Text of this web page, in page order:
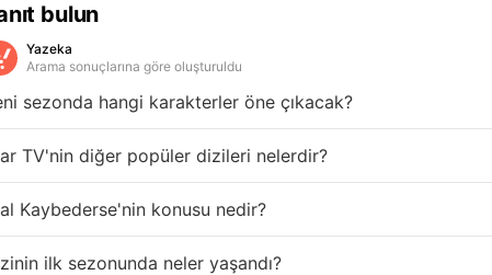
bulun
Yazeka
Arama sonuçlarına göre oluşturuldu
sezonda hangi karakterler öne çıkacak?
TV'nin diğer popüler dizileri nelerdir?
Kaybederse'nin konusu nedir?
ilk sezonunda neler yaşandı?